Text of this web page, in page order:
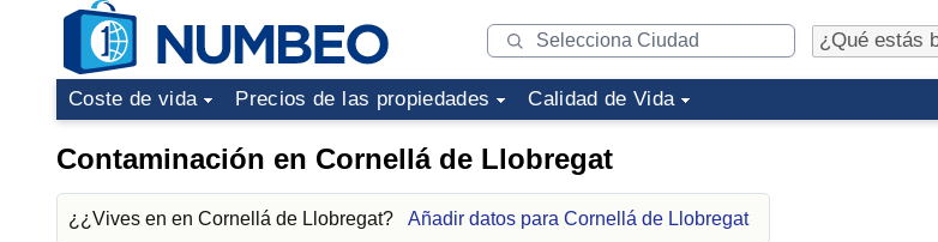
Coste de vida Precios de las propiedades Calidad de Vida
Contaminación en Cornellá de Llobregat
¿¿Vives en en Cornellá de Llobregat? Añadir datos para Cornellá de Llobregat